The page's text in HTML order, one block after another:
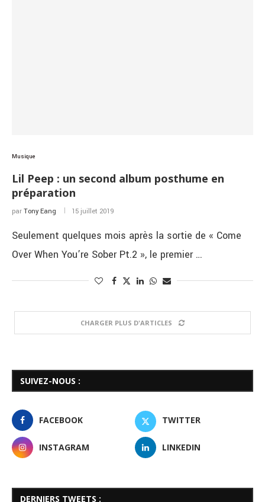
Musique
Lil Peep : un second album posthume en
préparation
par Tony Eang 15 juillet 2019
Seulement quelques mois après la sortie de « Come
Over When You’re Sober Pt.2 », le premier …
CHARGER PLUS D'ARTICLES
SUIVEZ-NOUS :
FACEBOOK TWITTER
INSTAGRAM LINKEDIN
DERNIERS TWEETS :